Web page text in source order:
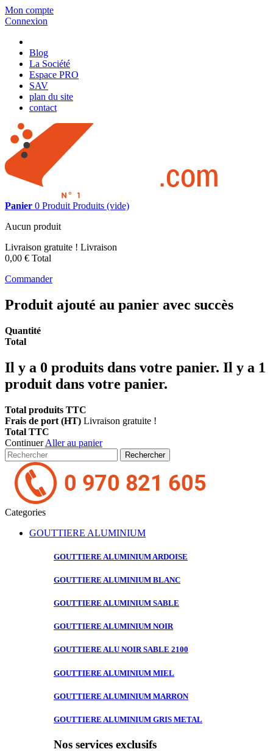
Mon compte
Connexion
Blog
La Société
Espace PRO
SAV
plan du site
contact
Panier 0 Produit Produits (vide)
Aucun produit
Livraison gratuite ! Livraison
0,00 € Total
Commander
Produit ajouté au panier avec succès
Quantité
Total
Il y a 0 produits dans votre panier. Il y a 1
produit dans votre panier.
Total produits TTC
Frais de port (HT) Livraison gratuite !
Total TTC
ContinuerAller au panier
Rechercher
Categories
GOUTTIERE ALUMINIUM
GOUTTIERE ALUMINIUM ARDOISE
GOUTTIERE ALUMINIUM BLANC
GOUTTIERE ALUMINIUM SABLE
GOUTTIERE ALUMINIUM NOIR
GOUTTIERE ALU NOIR SABLE 2100
GOUTTIERE ALUMINIUM MIEL
GOUTTIERE ALUMINIUM MARRON
GOUTTIERE ALUMINIUM GRIS METAL
Nos services exclusifs